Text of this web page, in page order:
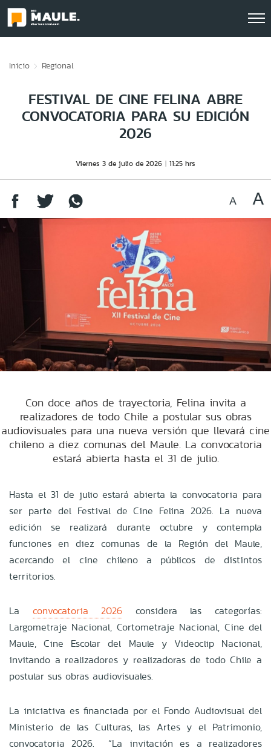
Inicio Regional
FESTIVAL DE CINE FELINA ABRE
CONVOCATORIA PARA SU EDICIÓN
2026
Viernes 3 de julio de 2026 11:25 hrs
Con doce años de trayectoria, Felina invita a
realizadores de todo Chile a postular sus obras
audiovisuales para una nueva versión que llevará cine
chileno a diez comunas del Maule. La convocatoria
estará abierta hasta el 31 de julio.
Hasta el 31 de julio estará abierta la convocatoria para
ser parte del Festival de Cine Felina 2026. La nueva
edición se realizará durante octubre y contempla
funciones en diez comunas de la Región del Maule,
acercando el cine chileno a públicos de distintos
territorios.
La convocatoria 2026 considera las categorías:
Largometraje Nacional, Cortometraje Nacional, Cine del
Maule, Cine Escolar del Maule y Videoclip Nacional,
invitando a realizadores y realizadoras de todo Chile a
postular sus obras audiovisuales.
La iniciativa es financiada por el Fondo Audiovisual del
Ministerio de las Culturas, las Artes y el Patrimonio,
convocatoria 2026. “La invitación es a realizadores